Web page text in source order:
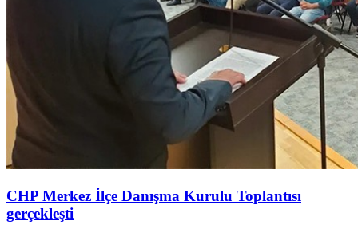
CHP Merkez İlçe Danışma Kurulu Toplantısı
gerçekleşti